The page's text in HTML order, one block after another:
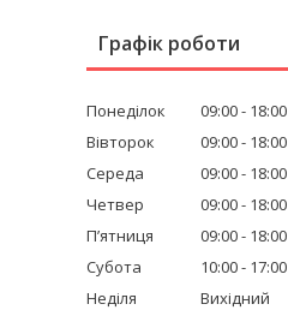
Графік роботи
Понеділок 09:00
18:00
Вівторок
09:00
18:00
Середа
09:00
18:00
Четвер
09:00
18:00
Пʼятниця
09:00
18:00
Субота
10:00
17:00
Неділя
Вихідний